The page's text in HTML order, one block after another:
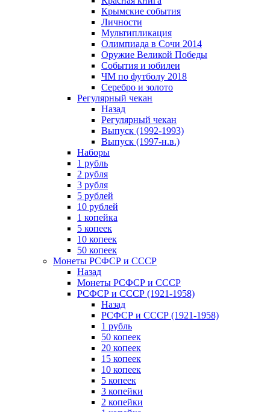
Крымские события
Личности
Мультипликация
Олимпиада в Сочи 2014
Оружие Великой Победы
События и юбилеи
ЧМ по футболу 2018
Серебро и золото
Регулярный чекан
Назад
Регулярный чекан
Выпуск (1992-1993)
Выпуск (1997-н.в.)
Наборы
1 рубль
2 рубля
3 рубля
5 рублей
10 рублей
1 копейка
5 копеек
10 копеек
50 копеек
Монеты РСФСР и СССР
Назад
Монеты РСФСР и СССР
РСФСР и СССР (1921-1958)
Назад
РСФСР и СССР (1921-1958)
1 рубль
50 копеек
20 копеек
15 копеек
10 копеек
5 копеек
3 копейки
2 копейки